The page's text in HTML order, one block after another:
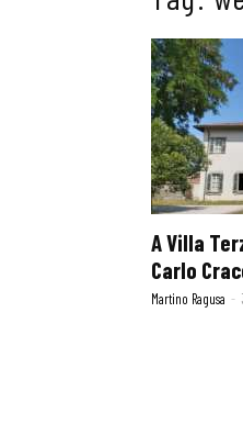
A Villa
Carlo
Martino Ragusa -